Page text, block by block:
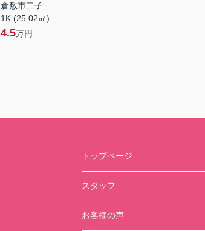
倉敷市二子
1K (25.02㎡)
4.5万円
トップページ
スタッフ
お客様の声